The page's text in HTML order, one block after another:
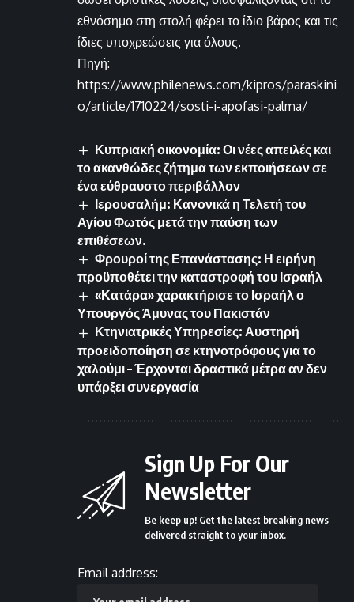
εθνόσημο στη στολή φέρει το ίδιο βάρος και τις
ίδιες υποχρεώσεις για όλους.
Πηγή:
https://www.philenews.com/kipros/paraskini
o/article/1710224/sosti-i-apofasi-palma/
Κυπριακή οικονομία: Οι νέες απειλές και
το ακανθώδες ζήτημα των εκποιήσεων σε
ένα εύθραυστο περιβάλλον
Ιερουσαλήμ: Κανονικά η Τελετή του
Αγίου Φωτός μετά την παύση των
επιθέσεων.
Φρουροί της Επανάστασης: Η ειρήνη
προϋποθέτει την καταστροφή του Ισραήλ
«Κατάρα» χαρακτήρισε το Ισραήλ ο
Υπουργός Άμυνας του Πακιστάν
Κτηνιατρικές Υπηρεσίες: Αυστηρή
προειδοποίηση σε κτηνοτρόφους για το
χαλούμι – Έρχονται δραστικά μέτρα αν δεν
υπάρξει συνεργασία
Sign Up For Our
Newsletter
Be keep up! Get the latest breaking news
delivered straight to your inbox.
Email address: